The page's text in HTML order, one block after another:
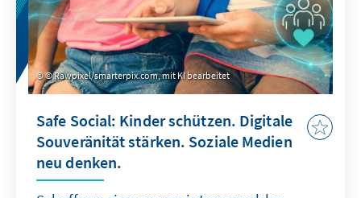
© Rawpixel/smarterpix.com, mit KI bearbeitet
Safe Social: Kinder schützen. Digitale
Souveränität stärken. Soziale Medien
neu denken.